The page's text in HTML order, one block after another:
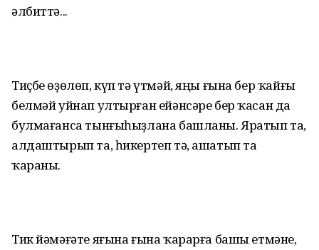
әлбиттә...
Тиҫбе өҙөлөп, күп тә үтмәй, яңы ғына бер ҡайғы
белмәй уйнап ултырған ейәнсәре бер ҡасан да
булмағанса тынғыһыҙлана башланы. Яратып та,
алдаштырып та, һикертеп тә, ашатып та
ҡараны.
Тик йәмәғәте яғына ғына ҡарарға башы етмәне,